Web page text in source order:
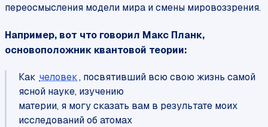
переосмысления модели мира и смены мировоззрения.
Например, вот что говорил Макс Планк,
основоположник квантовой теории:
Как человек, посвятивший всю свою жизнь самой
ясной науке, изучению
материи, я могу сказать вам в результате моих
исследований об атомах